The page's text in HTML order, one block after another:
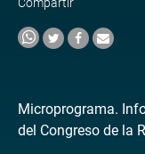
Microprograma.
del Congreso de la